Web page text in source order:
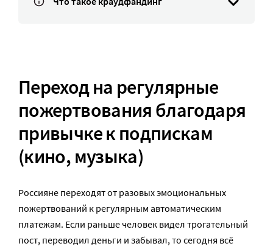
Переход на регулярные
пожертвования благодаря
привычке к подпискам
(кино, музыка)
Россияне переходят от разовых эмоциональных
пожертвований к регулярным автоматическим
платежам. Если раньше человек видел трогательный
пост, переводил деньги и забывал, то сегодня всё